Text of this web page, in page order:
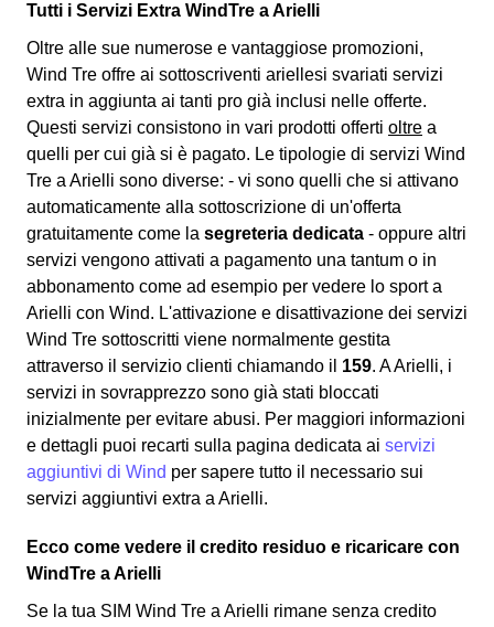
Tutti i Servizi Extra WindTre a Arielli
Oltre alle sue numerose e vantaggiose promozioni,
Wind Tre offre ai sottoscriventi ariellesi svariati servizi
extra in aggiunta ai tanti pro già inclusi nelle offerte.
Questi servizi consistono in vari prodotti offerti oltre a
quelli per cui già si è pagato. Le tipologie di servizi Wind
Tre a Arielli sono diverse: - vi sono quelli che si attivano
automaticamente alla sottoscrizione di un'offerta
gratuitamente come la segreteria dedicata - oppure altri
servizi vengono attivati a pagamento una tantum o in
abbonamento come ad esempio per vedere lo sport a
Arielli con Wind. L'attivazione e disattivazione dei servizi
Wind Tre sottoscritti viene normalmente gestita
attraverso il servizio clienti chiamando il 159. A Arielli, i
servizi in sovrapprezzo sono già stati bloccati
inizialmente per evitare abusi. Per maggiori informazioni
e dettagli puoi recarti sulla pagina dedicata ai servizi
aggiuntivi di Wind per sapere tutto il necessario sui
servizi aggiuntivi extra a Arielli.
Ecco come vedere il credito residuo e ricaricare con
WindTre a Arielli
Se la tua SIM Wind Tre a Arielli rimane senza credito